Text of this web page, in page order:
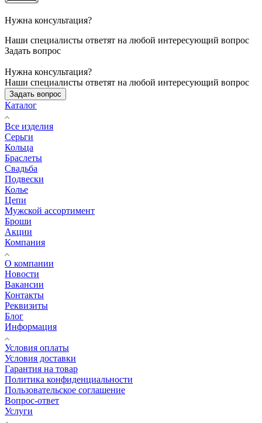
Нужна консультация?
Наши специалисты ответят на любой интересующий вопрос
Задать вопрос
Нужна консультация?
Наши специалисты ответят на любой интересующий вопрос
Задать вопрос
Каталог
Все изделия
Серьги
Кольца
Браслеты
Свадьба
Подвески
Колье
Цепи
Мужской ассортимент
Броши
Акции
Компания
О компании
Новости
Вакансии
Контакты
Реквизиты
Блог
Информация
Условия оплаты
Условия доставки
Гарантия на товар
Политика конфиденциальности
Пользовательское соглашение
Вопрос-ответ
Услуги